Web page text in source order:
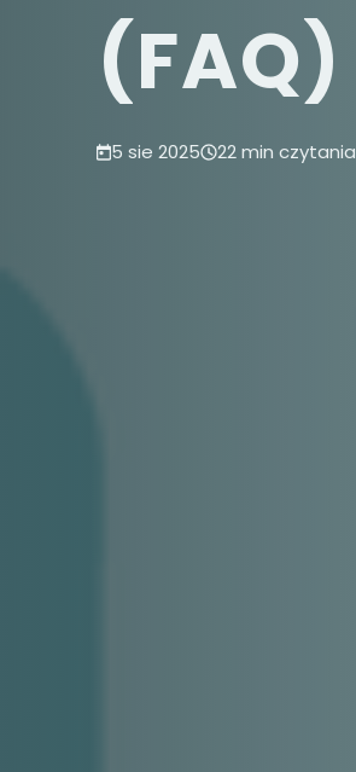
(FAQ)
5 sie 2025 22 min czytania